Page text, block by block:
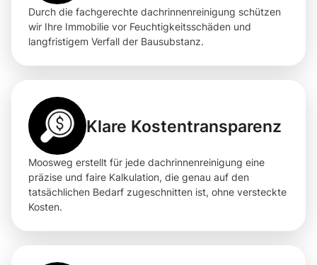
Durch die fachgerechte dachrinnenreinigung schützen
wir Ihre Immobilie vor Feuchtigkeitsschäden und
langfristigem Verfall der Bausubstanz.
Klare Kostentransparenz
Moosweg erstellt für jede dachrinnenreinigung eine
präzise und faire Kalkulation, die genau auf den
tatsächlichen Bedarf zugeschnitten ist, ohne versteckte
Kosten.